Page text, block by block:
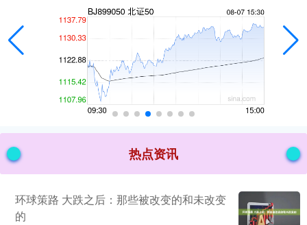
热点资讯
环球策路 大跌之后：那些被改变的和未改变
的